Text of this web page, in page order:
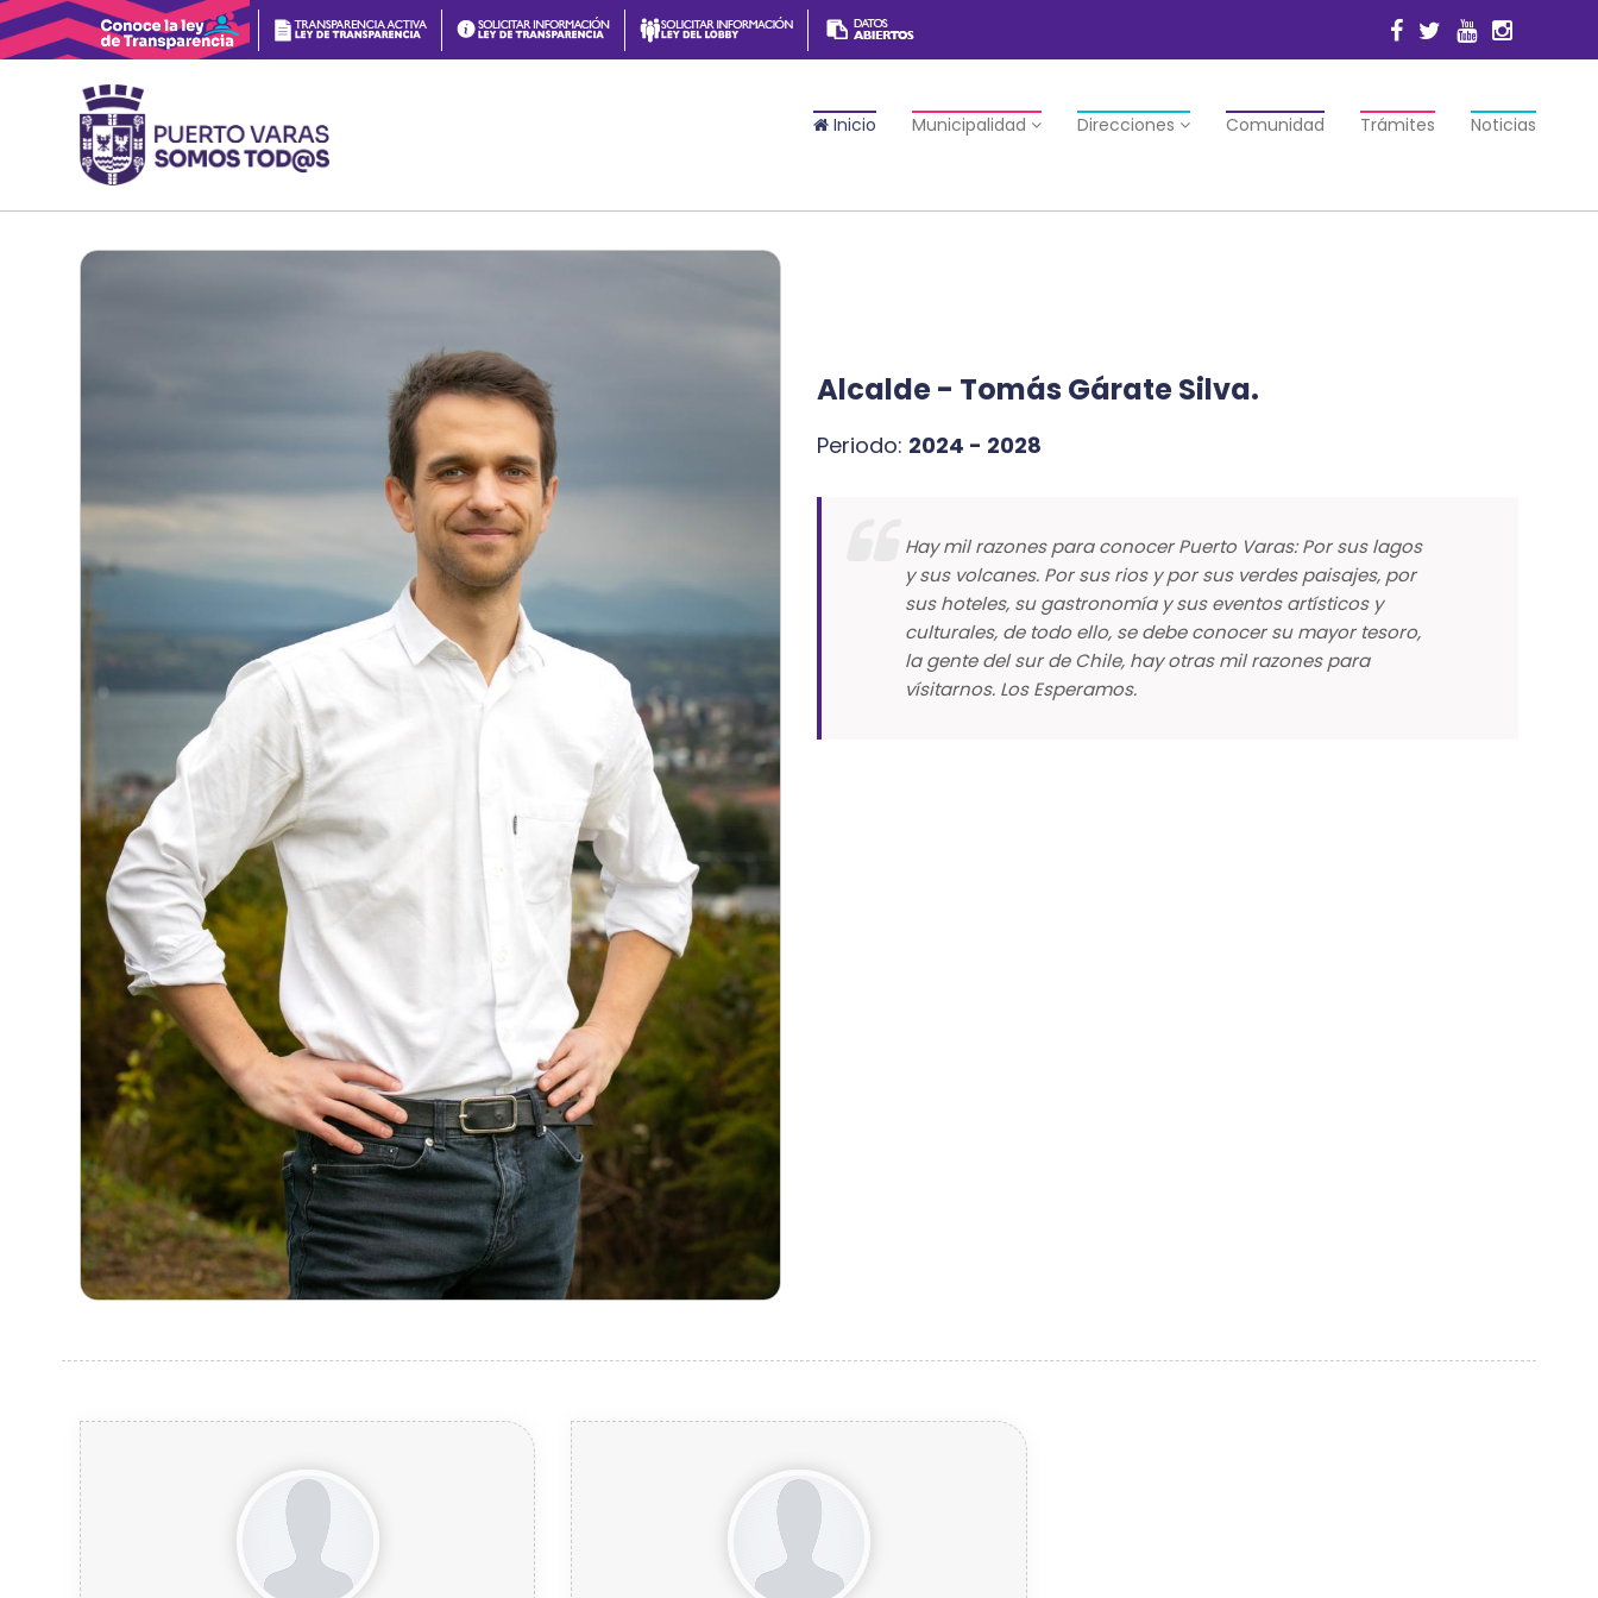
Inicio Municipalidad Direcciones Comunidad Trámites Noticias
Alcalde - Tomás Gárate Silva.
Periodo: 2024 - 2028
Hay mil razones para conocer Puerto Varas: Por sus lagos
y sus volcanes. Por sus rios y por sus verdes paisajes, por
sus hoteles, su gastronomía y sus eventos artísticos y
culturales, de todo ello, se debe conocer su mayor tesoro,
la gente del sur de Chile, hay otras mil razones para
vísitarnos. Los Esperamos.